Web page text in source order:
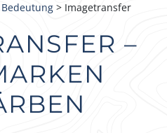
> Imagetransfer
–